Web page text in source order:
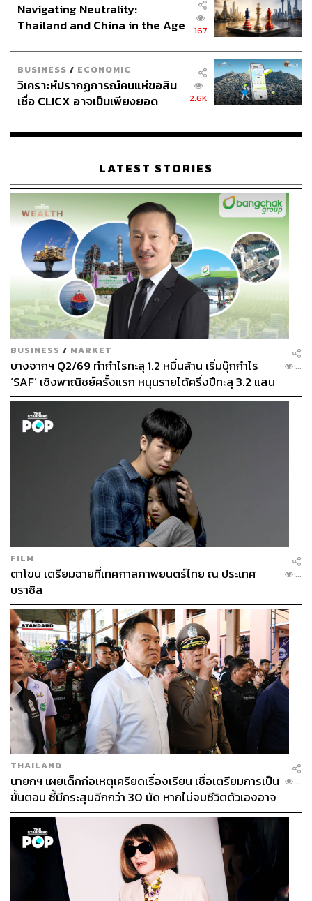
Navigating Neutrality:
Thailand and China in the Age
167
BUSINESS / ECONOMIC
วิเคราะห์ปรากฏการณ์คนแห่ขอสิน
เชื่อ CLICX อาจเป็นเพียงยอด
เรือนไทยที่ถูกซุกไว้
2.6K
LATEST STORIES
BUSINESS / MARKET
บางจากฯ Q2/69 ทำกำไรทะลุ 1.2 หมื่นล้าน เริ่มบุ๊กกำไร
‘SAF’ เชิงพาณิชย์ครั้งแรก หนุนรายได้ครึ่งปีทะลุ 3.2 แสน
ล้าน
...
FILM
ตาโขน เตรียมฉายที่เทศกาลภาพยนตร์ไทย ณ ประเทศ
บราซิล
...
THAILAND
นายกฯ เผยเด็กก่อเหตุเครียดเรื่องเรียน เชื่อเตรียมการเป็น
ขั้นตอน ชี้มีกระสุนอีกกว่า 30 นัด หากไม่จบชีวิตตัวเองอาจ
สูญเสียเพิ่ม
...